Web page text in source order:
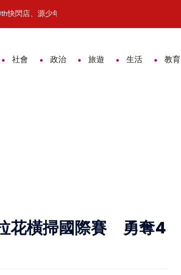
閃店、源少年接力開嗨
社會 政治 旅遊 生活 教育
花橫掃國際賽 勇奪4